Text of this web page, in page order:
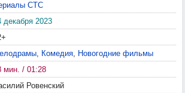
СТС
декабря 2023
, Комедия, Новогодние фильмы
мин. / 01:28
Ровенский